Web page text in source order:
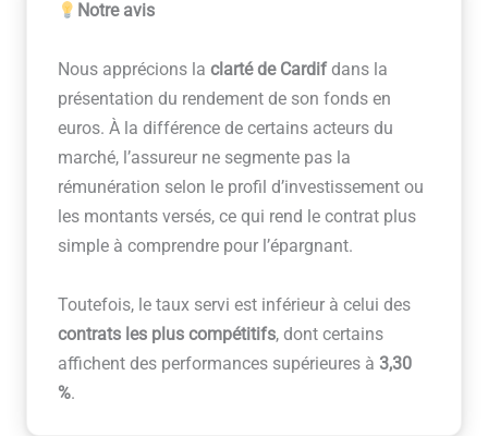
Notre avis
Nous apprécions la clarté de Cardifdans la
présentation du rendement de son fonds en
euros. À la différence de certains acteurs du
marché, l’assureur ne segmente pas la
rémunération selon le profil d’investissement ou
les montants versés, ce qui rend le contrat plus
simple à comprendre pour l’épargnant.
Toutefois, le taux servi est inférieur à celui des
contrats les plus compétitifs, dont certains
affichent des performances supérieures à 3,30
%.